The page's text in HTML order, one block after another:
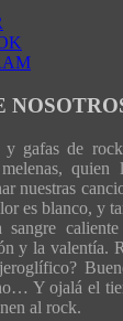
y gafas de
quien
nuestras
es blanco, y
sangre
y la valentía.
Y ojalá el
al rock.